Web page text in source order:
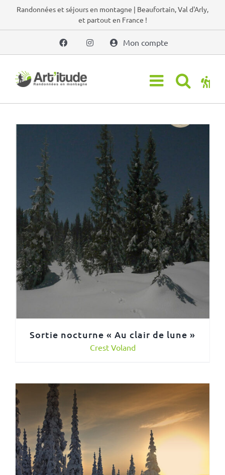
PasserRandonnées et séjours en montagne | Beaufortain, Val d'Arly,
et partout en France !
Mon compte
Sortie nocturne « Au clair de lune »
Crest Voland